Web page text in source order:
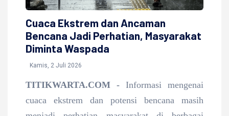
Cuaca Ekstrem dan Ancaman
Bencana Jadi Perhatian, Masyarakat
Diminta Waspada
Kamis, 2 Juli 2026
TITIKWARTA.COM - Informasi mengenai
cuaca ekstrem dan potensi bencana masih